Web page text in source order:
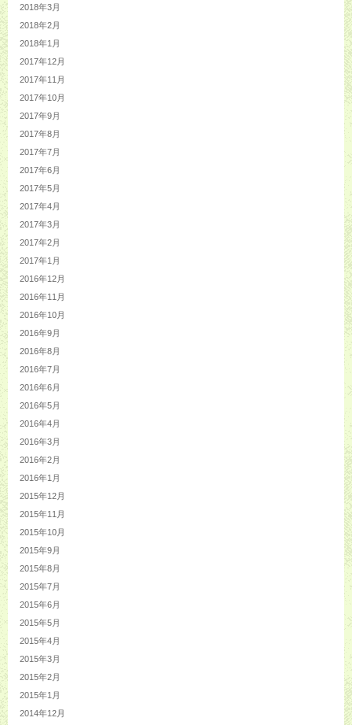
2018年3月
2018年2月
2018年1月
2017年12月
2017年11月
2017年10月
2017年9月
2017年8月
2017年7月
2017年6月
2017年5月
2017年4月
2017年3月
2017年2月
2017年1月
2016年12月
2016年11月
2016年10月
2016年9月
2016年8月
2016年7月
2016年6月
2016年5月
2016年4月
2016年3月
2016年2月
2016年1月
2015年12月
2015年11月
2015年10月
2015年9月
2015年8月
2015年7月
2015年6月
2015年5月
2015年4月
2015年3月
2015年2月
2015年1月
2014年12月